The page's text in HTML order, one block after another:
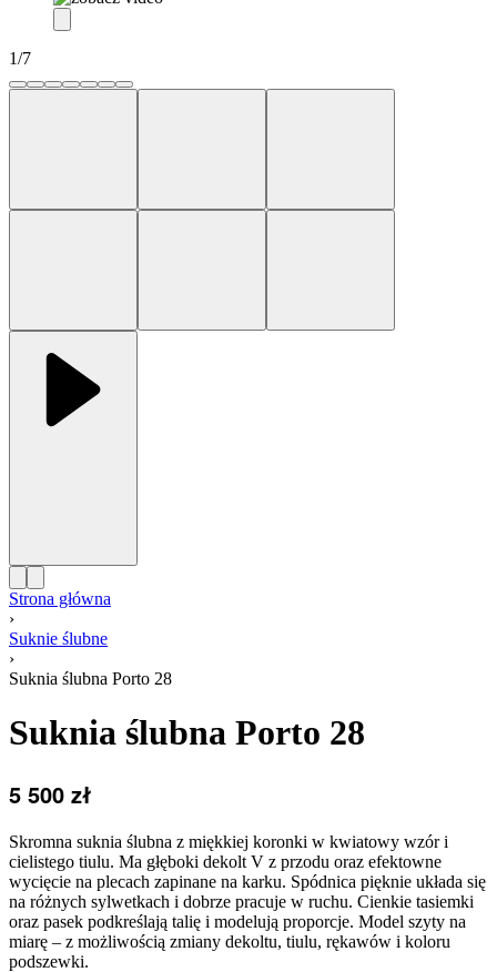
1/7
Strona główna
›
Suknie ślubne
›
Suknia ślubna Porto 28
Suknia ślubna Porto 28
5 500 zł
Skromna suknia ślubna z miękkiej koronki w kwiatowy wzór i
cielistego tiulu. Ma głęboki dekolt V z przodu oraz efektowne
wycięcie na plecach zapinane na karku. Spódnica pięknie układa się
na różnych sylwetkach i dobrze pracuje w ruchu. Cienkie tasiemki
oraz pasek podkreślają talię i modelują proporcje. Model szyty na
miarę – z możliwością zmiany dekoltu, tiulu, rękawów i koloru
podszewki.